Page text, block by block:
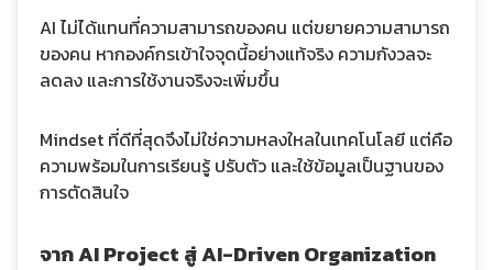
AI ไม่ได้แทนที่ความสามารถของคน แต่ขยายความสามารถ
ของคน หากองค์กรเข้าใจจุดนี้อย่างแท้จริง ความกังวลจะ
ลดลง และการใช้งานจริงจะเพิ่มขึ้น
Mindset ที่ดีที่สุดจึงไม่ใช่ความหลงใหลในเทคโนโลยี แต่คือ
ความพร้อมในการเรียนรู้ ปรับตัว และใช้ข้อมูลเป็นฐานของ
การตัดสินใจ
จาก AI Project สู่ AI-Driven Organization